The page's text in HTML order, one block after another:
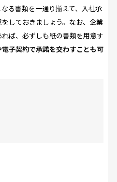
る書類を一通り揃えて、入社承
しておきましょう。なお、企業
ば、必ずしも紙の書類を用意す
子契約で承諾を交わすことも可